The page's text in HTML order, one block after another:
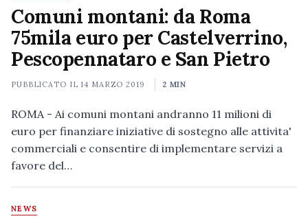
Comuni montani: da Roma
75mila euro per Castelverrino,
Pescopennataro e San Pietro
PUBBLICATO IL14 MARZO 2019 2 MIN
ROMA - Ai comuni montani andranno 11 milioni di
euro per finanziare iniziative di sostegno alle attivita'
commerciali e consentire di implementare servizi a
favore del…
NEWS